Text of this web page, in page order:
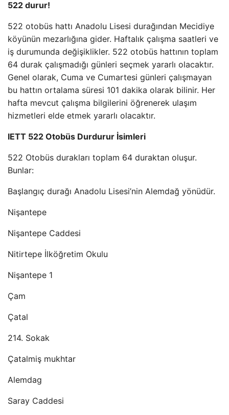
522 durur!
522 otobüs hattı Anadolu Lisesi durağından Mecidiye
köyünün mezarlığına gider. Haftalık çalışma saatleri ve
iş durumunda değişiklikler. 522 otobüs hattının toplam
64 durak çalışmadığı günleri seçmek yararlı olacaktır.
Genel olarak, Cuma ve Cumartesi günleri çalışmayan
bu hattın ortalama süresi 101 dakika olarak bilinir. Her
hafta mevcut çalışma bilgilerini öğrenerek ulaşım
hizmetleri elde etmek yararlı olacaktır.
IETT 522 Otobüs Durdurur İsimleri
522 Otobüs durakları toplam 64 duraktan oluşur.
Bunlar:
Başlangıç ​​durağı Anadolu Lisesi’nin Alemdağ yönüdür.
Nişantepe
Nişantepe Caddesi
Nitirtepe İlköğretim Okulu
Nişantepe 1
Çam
Çatal
214. Sokak
Çatalmiş mukhtar
Alemdag
Saray Caddesi